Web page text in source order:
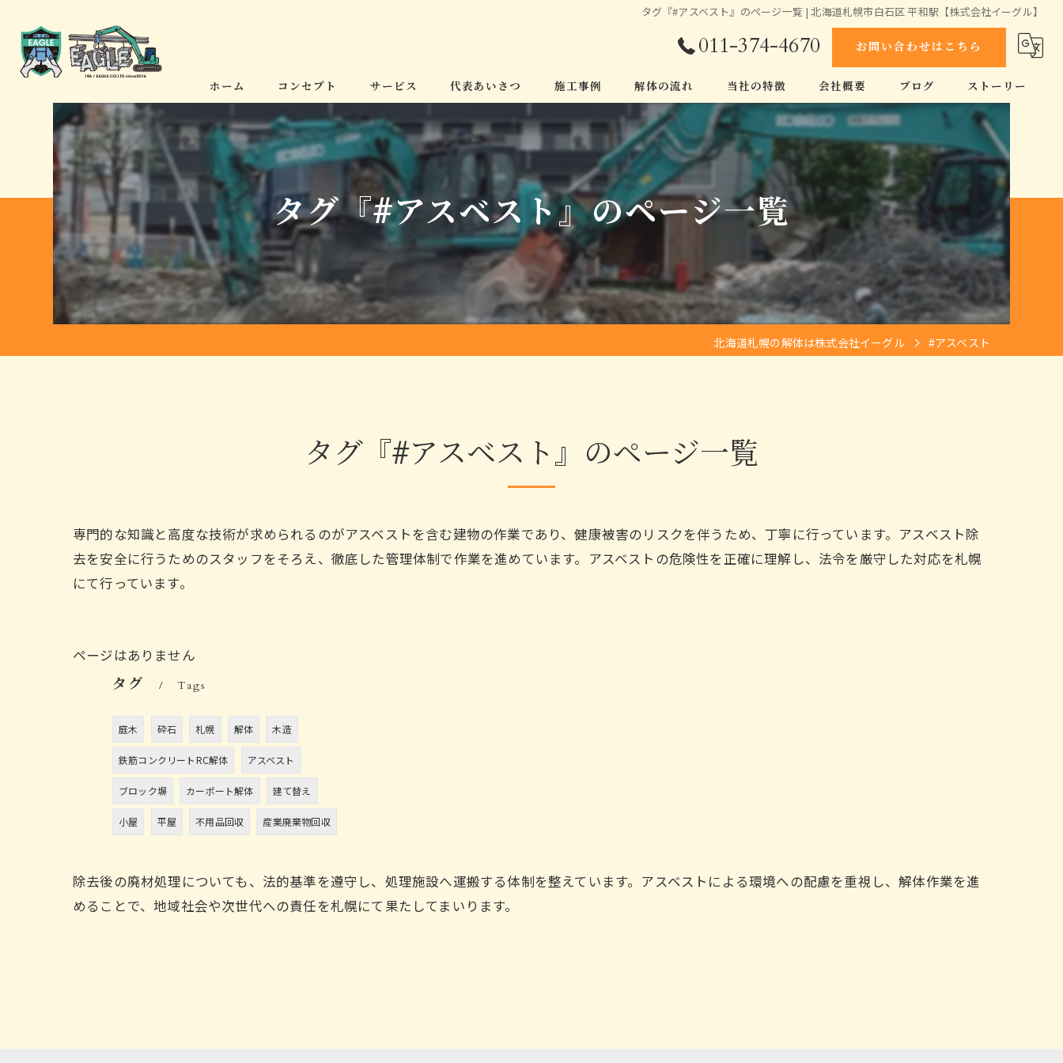
タグ『#アスベスト』のページ一覧 | 北海道札幌市白石区 平和駅【株式会社イーグル】
011-374-4670 お問い合わせはこちら
ホーム コンセプト サービス 代表あいさつ 施工事例 解体の流れ 当社の特徴
スケルトン工事
原状回復
家
会社概要 ブログ ストーリー
タグ『#アスベスト』のページ一覧
北海道札幌の解体は株式会社イーグル #アスベスト
タグ『#アスベスト』のページ一覧
専門的な知識と高度な技術が求められるのがアスベストを含む建物の作業であり、健康被害のリスクを伴うため、丁寧に行っています。アスベスト除
去を安全に行うためのスタッフをそろえ、徹底した管理体制で作業を進めています。アスベストの危険性を正確に理解し、法令を厳守した対応を札幌
にて行っています。
ページはありません
タグ Tags
庭木 砕石 札幌 解体 木造
鉄筋コンクリートRC解体 アスベスト
ブロック塀 カーポート解体 建て替え
小屋 平屋 不用品回収 産業廃棄物回収
除去後の廃材処理についても、法的基準を遵守し、処理施設へ運搬する体制を整えています。アスベストによる環境への配慮を重視し、解体作業を進
めることで、地域社会や次世代への責任を札幌にて果たしてまいります。